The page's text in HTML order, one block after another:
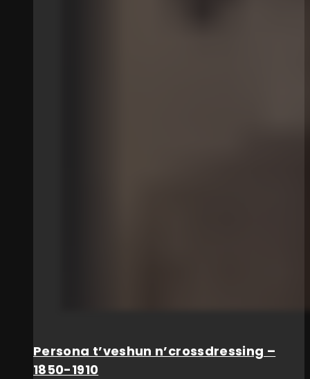
Persona t’veshun n’crossdressing –
1850-1910